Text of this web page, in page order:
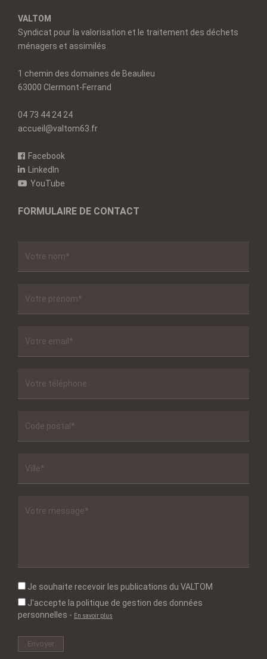
VALTOM
Syndicat pour la valorisation et le traitement des déchets
ménagers et assimilés
1 chemin des domaines de Beaulieu
63000 Clermont-Ferrand
04 73 44 24 24
accueil@valtom63.fr
Facebook
LinkedIn
YouTube
FORMULAIRE DE CONTACT
Je souhaite recevoir les publications du VALTOM
J'accepte la politique de gestion des données
personnelles - En savoir plus